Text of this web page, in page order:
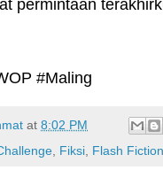
permintaan
#Maling
at 8:02 PM
Fiksi Flash Fiction